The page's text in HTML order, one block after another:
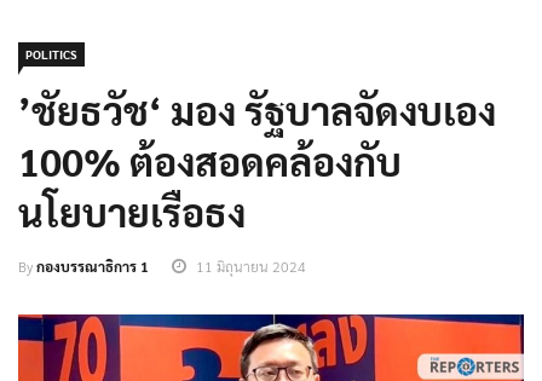
POLITICS
’ชัยธวัช‘ มอง รัฐบาลจัดงบเอง
100% ต้องสอดคล้องกับ
นโยบายเรือธง
Byกองบรรณาธิการ 1 11 มิถุนายน 2024